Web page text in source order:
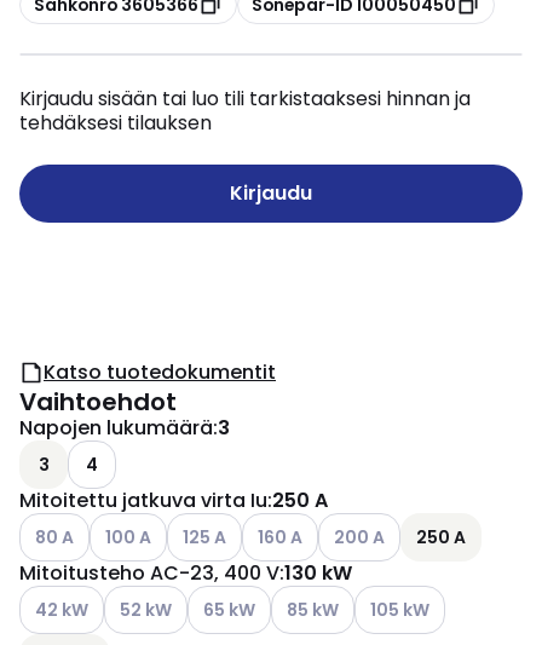
Kirjaudu sisään tai luo tili tarkistaaksesi hinnan ja
tehdäksesi tilauksen
Kirjaudu
Katso tuotedokumentit
Vaihtoehdot
Napojen lukumäärä:3
3 4
Mitoitettu jatkuva virta Iu:250 A
Katso käytettävissä olevat vaihtoehdot
80 A Katso käytettävissä olevat vaihtoehdot
100 A Katso käytettävissä olevat vaihtoehdot
125 A Katso käytettävissä olevat
160 A Katso käytettävissä
200 A 250 A
Mitoitusteho AC-23, 400 V:130 kW
Katso käytettävissä olevat vaihtoehdot
42 kW Katso käytettävissä olevat vaihtoehdot
52 kW Katso käytettävissä olevat vaihtoehdot
65 kW Katso käytettävissä olevat
85 kW Katso käytettävissä
105 kW